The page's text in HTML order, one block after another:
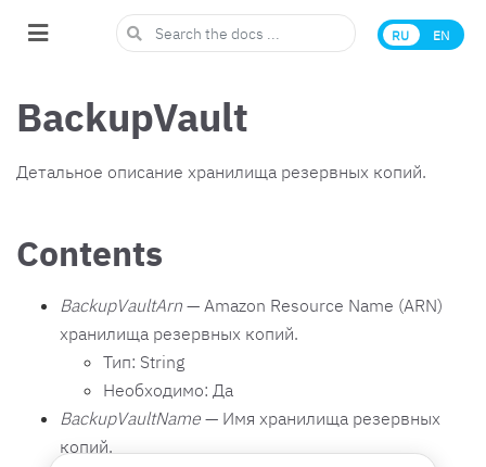
EN
RU
BackupVault
Детальное описание хранилища резервных копий.
Contents
BackupVaultArn — Amazon Resource Name (ARN)
хранилища резервных копий.
Тип: String
Необходимо: Да
BackupVaultName — Имя хранилища резервных
копий.